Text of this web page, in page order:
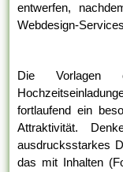
entwerfen,
Webdesign-
Die Vorlagen
fortlaufend ein
Attraktivität.
ausdrucksstarkes
das mit Inhalten